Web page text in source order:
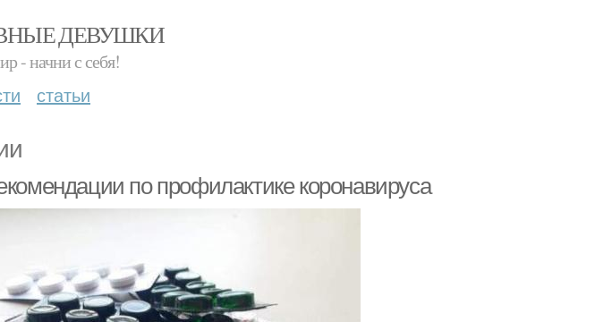
ДЕВУШКИ
- начни с себя!
статьи
по профилактике коронавируса